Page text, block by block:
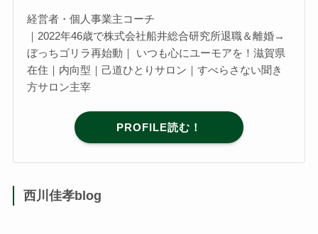
経営者・個人事業主コーチ
｜2022年46歳で株式会社船井総合研究所退職＆離婚→
ぼっちゴリラ再始動｜ いつも心にユーモアを！滋賀県
在住｜内向型｜己道ひとりサロン｜すべらさない聞き
方サロン主宰
PROFILE読む！
西川佳孝blog